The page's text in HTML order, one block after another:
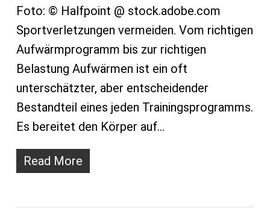
Foto: © Halfpoint @ stock.adobe.com
Sportverletzungen vermeiden. Vom richtigen
Aufwärmprogramm bis zur richtigen
Belastung Aufwärmen ist ein oft
unterschätzter, aber entscheidender
Bestandteil eines jeden Trainingsprogramms.
Es bereitet den Körper auf…
Read More